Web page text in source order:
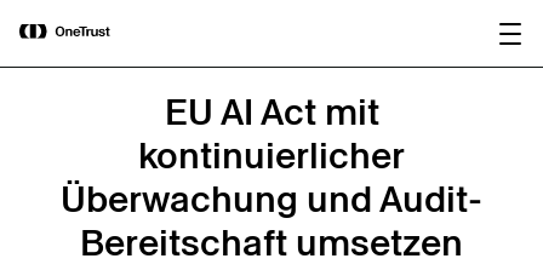
OneTrust als „Visionär“ im Gartner®
Magic Quadrant™ 2026 für
Plattformen zur KI-Governance
EU AI Act mit
kontinuierlicher
Überwachung und Audit-
Bereitschaft umsetzen